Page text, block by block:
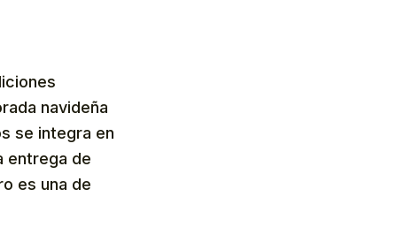
navideña
se integra en
entrega de
es una de